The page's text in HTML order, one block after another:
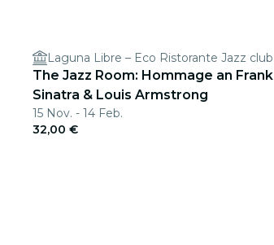
The Jazz Room: Hommage an Frank
Sinatra & Louis Armstrong
15 Nov. - 14 Feb.
32,00 €